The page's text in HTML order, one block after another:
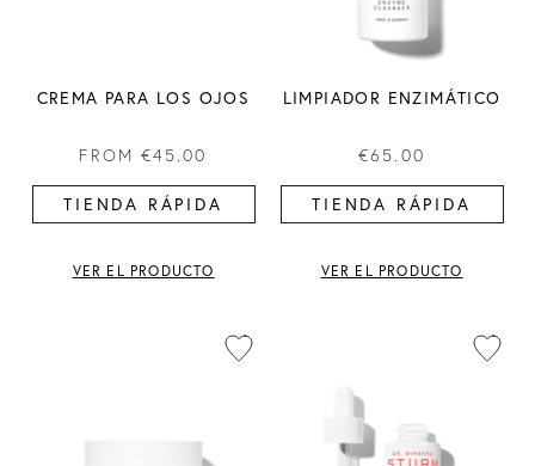
CREMA PARA LOS OJOS
FROM €45.00
TIENDA RÁPIDA
VER EL PRODUCTO
LIMPIADOR ENZIMÁTICO
€65.00
TIENDA RÁPIDA
VER EL PRODUCTO